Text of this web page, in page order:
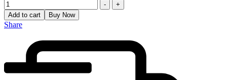
-
+
Add to cart
Buy Now
Share